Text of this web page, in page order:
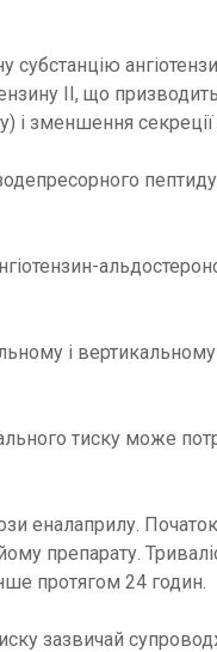
ІІ, що
і зменшення
і
тиску може
еналаприлу. Початок
препарату.
протягом 24 годин.
зазвичай